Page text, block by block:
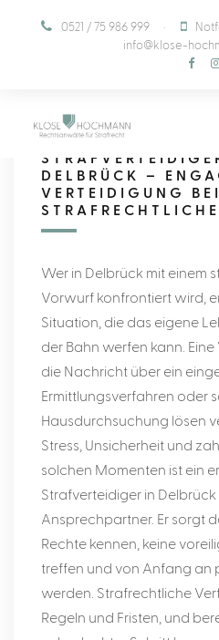
0521 / 75 986 999 ·
info@klose-
DELBRÜCK –
VERTEIDIGUNG BEI
Wer in Delbrück mit einem
Vorwurf konfrontiert wird,
Situation, die das eigene
der Bahn werfen kann.
die Nachricht über ein
Ermittlungsverfahren oder
Hausdurchsuchung lösen
Stress, Unsicherheit und
solchen Momenten ist ein
Strafverteidiger in
Ansprechpartner. Er sorgt
Rechte kennen, keine
treffen und von Anfang an
werden. Strafrechtliche
Regeln und Fristen, und